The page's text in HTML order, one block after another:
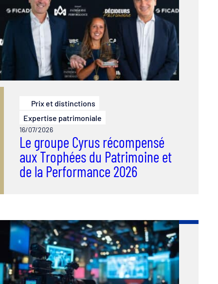
Prix et distinctions
Expertise patrimoniale
16/07/2026
Le groupe Cyrus récompensé
aux Trophées du Patrimoine et
de la Performance 2026